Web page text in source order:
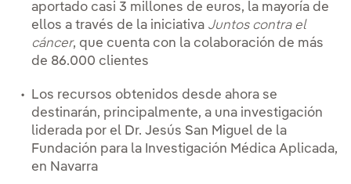
aportado casi 3 millones de euros, la mayoría de
ellos a través de la iniciativa Juntos contra el
cáncer, que cuenta con la colaboración de más
de 86.000 clientes
Los recursos obtenidos desde ahora se
destinarán, principalmente, a una investigación
liderada por el Dr. Jesús San Miguel de la
Fundación para la Investigación Médica Aplicada,
en Navarra